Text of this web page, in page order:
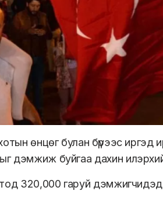
өнцөг булан бүрээс иргэд
дэмжиж буйгаа дахин
320,000 гаруй